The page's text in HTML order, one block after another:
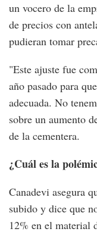
un vocero de la
de precios con
pudieran tomar
"Este ajuste fue
año pasado para
adecuada. No
sobre un aumento
de la cementera.
¿Cuál es la
Canadevi asegura
subido y dice que
12% en el material